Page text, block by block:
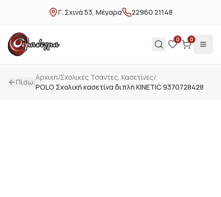
Γ. Σχινά 53, Μέγαρα 22960 21148
0 0
Πίσω|Αρχική/Σχολικές Τσάντες, Κασετίνες/
POLO Σχολική κασετίνα διπλή KINETIC 9370728428